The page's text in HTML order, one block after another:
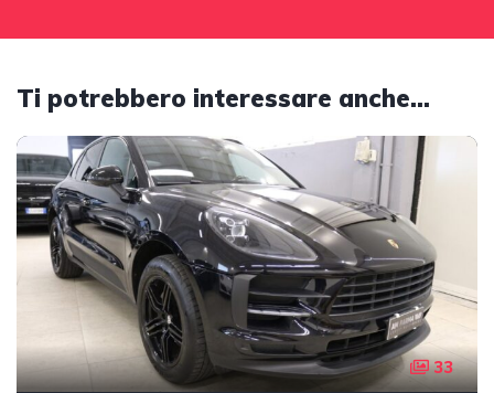
Ti potrebbero interessare anche...
33